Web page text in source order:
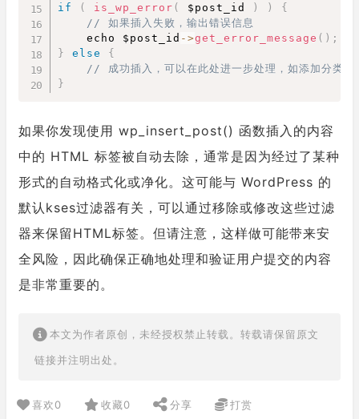
if ( is_wp_error ( $post_id ) )
{
// 如果插入失败，输出错误信息
    echo $post_id
->get_error_message ( ) ;
}
else
{
// 成功插入，可以在此处进一步处理，如添加分类或
}
如果你发现使用 wp_insert_post() 函数插入的内容
中的 HTML 标签被自动去除，通常是因为经过了某种
形式的自动格式化或净化。这可能与 WordPress 的
默认kses过滤器有关，可以通过移除或修改这些过滤
器来保留HTML标签。但请注意，这样做可能带来安
全风险，因此确保正确地处理和验证用户提交的内容
是非常重要的。
本文为作者原创，未经授权禁止转载。转载请保留原文
链接并注明出处。
喜欢0 收藏0 分享 打赏